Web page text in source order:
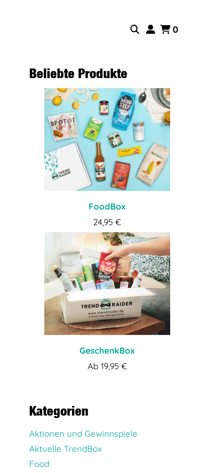
0
Beliebte Produkte
FoodBox
24,95 €
GeschenkBox
Ab 19,95 €
Kategorien
Aktionen und Gewinnspiele
Aktuelle TrendBox
Food